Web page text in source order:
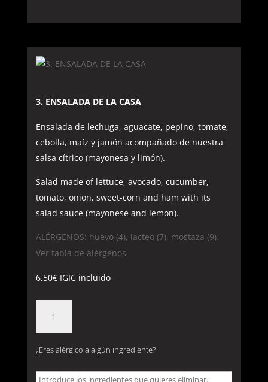
3. ENSALADA DE LA CASA
Ensalada de lechuga, aguacate, pepino, tomate,
cebolla, maíz y jamón acompañado de nuestra
salsa cítrico (mayonesa y limón).
Salad made of lettuce, avocado, cucumber,
tomato, onion, sweet-corn and ham with its
salad sauce (mayonese and lemon).
ALÉRGENOS: huevo (4), lacteo (7), mostaza (9).
Ver tabla de alérgenos
6,50€ IGIC incluido
ENSALADA
LA
CASA
¿Eres alérgico a algún ingrediente?